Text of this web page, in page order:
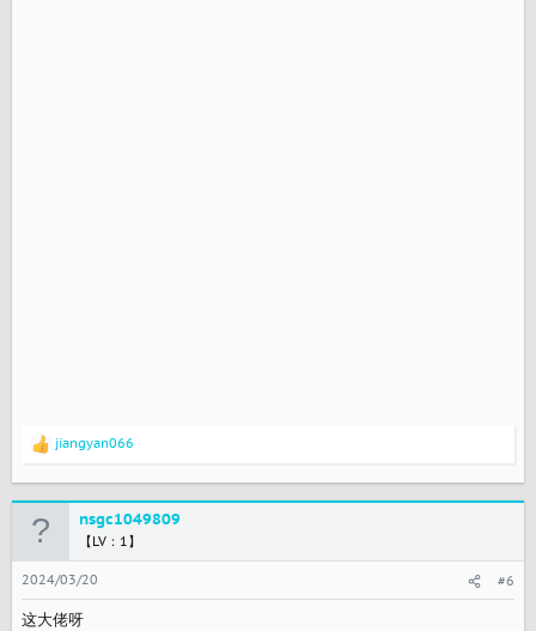
反
：
jiangyan066
nsgc1049809
【LV：1】
2024/03/20 #6
这大佬呀